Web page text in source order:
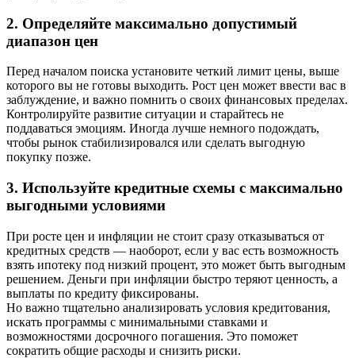
2. Определяйте максимально допустимый
диапазон цен
Перед началом поиска установите четкий лимит цены, выше
которого вы не готовы выходить. Рост цен может ввести вас в
заблуждение, и важно помнить о своих финансовых пределах.
Контролируйте развитие ситуации и старайтесь не
поддаваться эмоциям. Иногда лучше немного подождать,
чтобы рынок стабилизировался или сделать выгодную
покупку позже.
3. Используйте кредитные схемы с максимально
выгодными условиями
При росте цен и инфляции не стоит сразу отказываться от
кредитных средств — наоборот, если у вас есть возможность
взять ипотеку под низкий процент, это может быть выгодным
решением. Деньги при инфляции быстро теряют ценность, а
выплаты по кредиту фиксированы.
Но важно тщательно анализировать условия кредитования,
искать программы с минимальными ставками и
возможностями досрочного погашения. Это поможет
сократить общие расходы и снизить риски.